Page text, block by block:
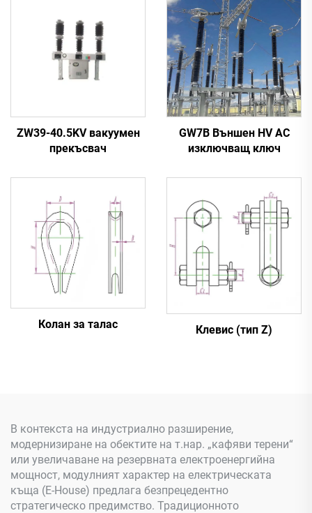
ZW39-40.5KV вакуумен
прекъсвач
GW7B Външен HV AC
изключващ ключ
Колан за талас Клевис (тип Z)
В контекста на индустриално разширение,
модернизиране на обектите на т.нар. „кафяви терени“
или увеличаване на резервната електроенергийна
мощност, модулният характер на електрическата
къща (E-House) предлага безпрецедентно
стратегическо предимство. Традиционното